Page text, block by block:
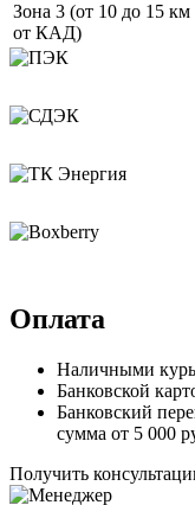
Зона 3 (от 10 до 15 км
от КАД)
Оплата
Наличными
Банковской
Банковский
сумма от 5 000
Получить